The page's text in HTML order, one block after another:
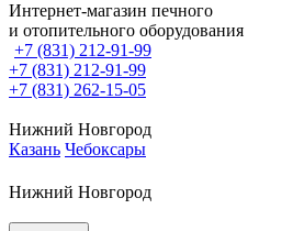
Интернет-магазин печного
и отопительного оборудования
+7 (831) 212-91-99
+7 (831) 212-91-99
+7 (831) 262-15-05
Нижний Новгород
Казань Чебоксары
Нижний Новгород